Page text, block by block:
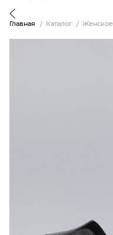
Главная Каталог Женское